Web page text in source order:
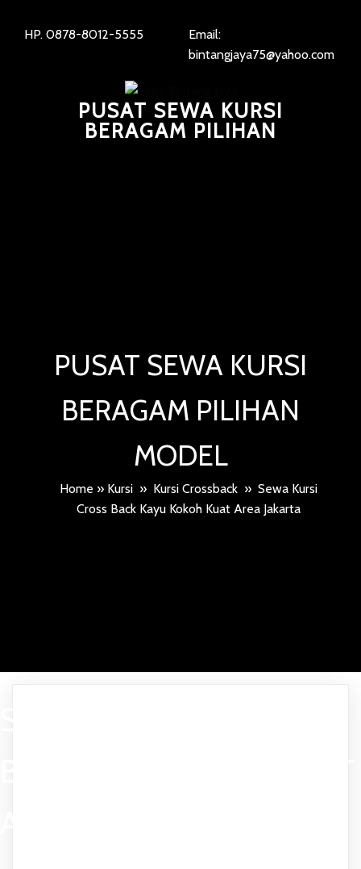
HP. 0878-8012-5555
Email:
bintangjaya75@yahoo.com
PUSAT SEWA KURSI
BERAGAM PILIHAN
PUSAT SEWA KURSI
BERAGAM PILIHAN
MODEL
Home » Kursi » Kursi Crossback » Sewa Kursi
Cross Back Kayu Kokoh Kuat Area Jakarta